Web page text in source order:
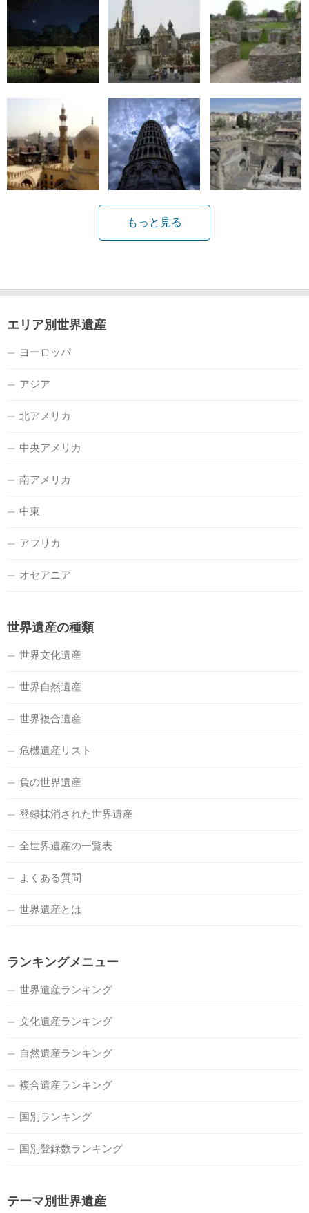
もっと見る
エリア別世界遺産
ヨーロッパ
アジア
北アメリカ
中央アメリカ
南アメリカ
中東
アフリカ
オセアニア
世界遺産の種類
世界文化遺産
世界自然遺産
世界複合遺産
危機遺産リスト
負の世界遺産
登録抹消された世界遺産
全世界遺産の一覧表
よくある質問
世界遺産とは
ランキングメニュー
世界遺産ランキング
文化遺産ランキング
自然遺産ランキング
複合遺産ランキング
国別ランキング
国別登録数ランキング
テーマ別世界遺産